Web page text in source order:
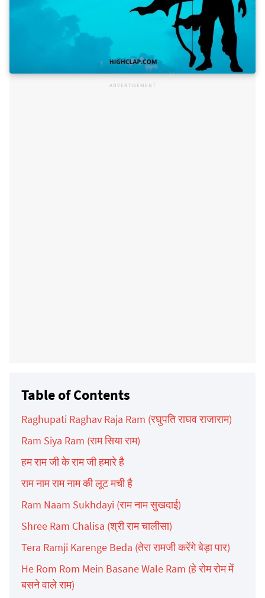
Table of Contents
Raghupati Raghav Raja Ram (रघुपति राघव राजाराम)
Ram Siya Ram (राम सिया राम)
हम राम जी के राम जी हमारे है
राम नाम राम नाम की लूट मची है
Ram Naam Sukhdayi (राम नाम सुखदाई)
Shree Ram Chalisa (श्री राम चालीसा)
Tera Ramji Karenge Beda (तेरा रामजी करेंगे बेड़ा पार)
He Rom Rom Mein Basane Wale Ram (हे रोम रोम में
बसने वाले राम)